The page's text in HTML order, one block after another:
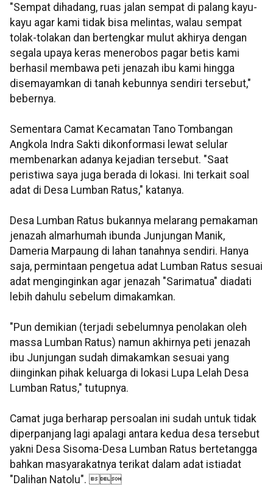
"Sempat dihadang, ruas jalan sempat di palang kayu-
kayu agar kami tidak bisa melintas, walau sempat
tolak-tolakan dan bertengkar mulut akhirya dengan
segala upaya keras menerobos pagar betis kami
berhasil membawa peti jenazah ibu kami hingga
disemayamkan di tanah kebunnya sendiri tersebut,"
bebernya.
Sementara Camat Kecamatan Tano Tombangan
Angkola Indra Sakti dikonformasi lewat selular
membenarkan adanya kejadian tersebut. "Saat
peristiwa saya juga berada di lokasi. Ini terkait soal
adat di Desa Lumban Ratus," katanya.
Desa Lumban Ratus bukannya melarang pemakaman
jenazah almarhumah ibunda Junjungan Manik,
Dameria Marpaung di lahan tanahnya sendiri. Hanya
saja, permintaan pengetua adat Lumban Ratus sesuai
adat menginginkan agar jenazah "Sarimatua" diadati
lebih dahulu sebelum dimakamkan.
"Pun demikian (terjadi sebelumnya penolakan oleh
massa Lumban Ratus) namun akhirnya peti jenazah
ibu Junjungan sudah dimakamkan sesuai yang
diinginkan pihak keluarga di lokasi Lupa Lelah Desa
Lumban Ratus," tutupnya.
Camat juga berharap persoalan ini sudah untuk tidak
diperpanjang lagi apalagi antara kedua desa tersebut
yakni Desa Sisoma-Desa Lumban Ratus bertetangga
bahkan masyarakatnya terikat dalam adat istiadat
"Dalihan Natolu". 